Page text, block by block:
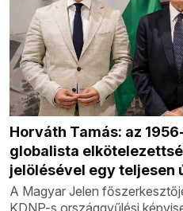
Horváth Tamás: az
globalista
jelölésével egy teljesen
A Magyar Jelen